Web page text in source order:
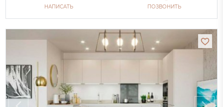
НАПИСАТЬ ПОЗВОНИТЬ